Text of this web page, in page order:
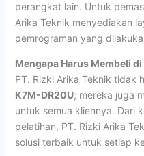
perangkat lain. Untuk
Arika Teknik menyediakan
pemrograman yang
Mengapa Harus Membeli
PT. Rizki Arika Teknik tidak
K7M-DR20U; mereka juga
untuk semua kliennya. Dari
pelatihan, PT. Rizki Arika
solusi terbaik untuk setiap